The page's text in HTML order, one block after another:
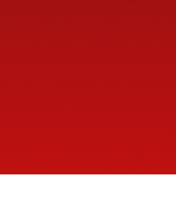
Um die Webseite optimal
fortlaufend verbessern zu